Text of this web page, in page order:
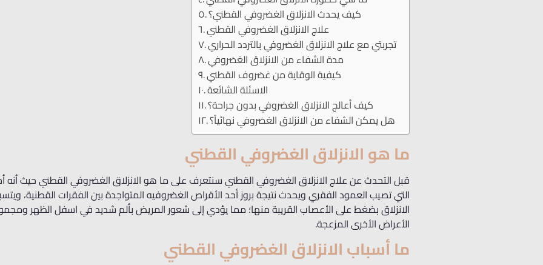
كيف يحدث الانزلاق الغضروفي القطني؟
علاج الانزلاق الغضروفي القطني
تجربتي مع علاج الانزلاق الغضروفي بالتردد الحراري
مدة الشفاء من الانزلاق الغضروفي
كيفية الوقاية من غضروف القطني
الاسئلة الشائعة
كيف أعالج الانزلاق الغضروفي بدون جراحة؟
هل يمكن الشفاء من الانزلاق الغضروفي نهائياً؟
ما هو الانزلاق الغضروفي القطني
قبل التحدث عن علاج الانزلاق الغضروفي القطني سنتعرف على ما هو الانزلاق الغضروفي القطني حيث أنه
التي تصيب العمود الفقري ويحدث نتيجة بروز أحد الأقراص الغضروفيه المتواجدة بين الفقرات القطنية،
الانزلاق بضغط على الأعصاب القريبة منها؛ مما يؤدي إلى شعور المريض بألم شديد في اسفل الظهر
الأعراض الأخرى المزعجة.
ما أسباب الانزلاق الغضروفي القطني